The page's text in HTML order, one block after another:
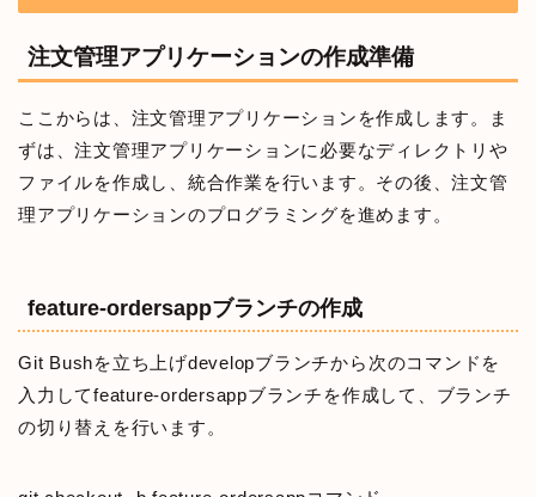
注文管理アプリケーションの作成準備
ここからは、注文管理アプリケーションを作成します。ま
ずは、注文管理アプリケーションに必要なディレクトリや
ファイルを作成し、統合作業を行います。その後、注文管
理アプリケーションのプログラミングを進めます。
feature-ordersappブランチの作成
Git Bushを立ち上げdevelopブランチから次のコマンドを
入力してfeature-ordersappブランチを作成して、ブランチ
の切り替えを行います。